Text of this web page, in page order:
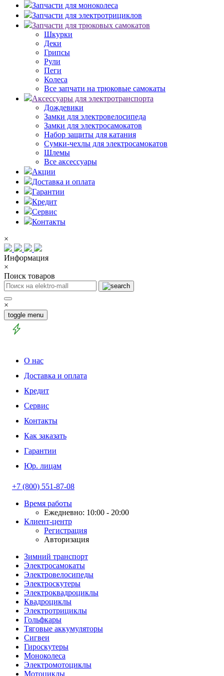
Запчасти для моноколеса
Запчасти для электротрициклов
Запчасти для трюковых самокатов
Шкурки
Деки
Грипсы
Рули
Пеги
Колеса
Все запчати на трюковые самокаты
Аксессуары для электротранспорта
Дождевики
Замки для электровелосипеда
Замки для электросамокатов
Набор защиты для катания
Сумки-чехлы для электросамокатов
Шлемы
Все аксессуары
Акции
Доставка и оплата
Гарантии
Кредит
Сервис
Контакты
×
Информация
×
Поиск товаров
×
toggle menu
О нас
Доставка и оплата
Кредит
Сервис
Контакты
Как заказать
Гарантии
Юр. лицам
+7 (800) 551-87-08
Время работы
Ежедневно: 10:00 - 20:00
Клиент-центр
Регистрация
Авторизация
Зимний транспорт
Электросамокаты
Электровелосипеды
Электроскутеры
Электроквадроциклы
Квадроциклы
Электротрициклы
Гольфкары
Тяговые аккумуляторы
Сигвеи
Гироскутеры
Моноколеса
Электромотоциклы
Мотоциклы